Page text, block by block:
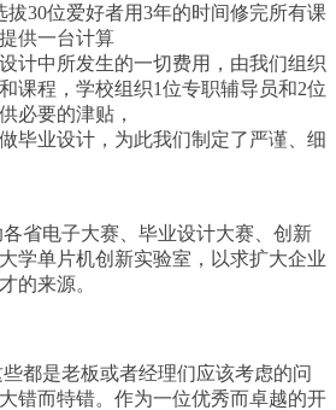
拔30位爱好者用3年的时间修完所有课
供一台计算
计中所发生的一切费用，由我们组织
课程，学校组织1位专职辅导员和2位
必要的津贴，
毕业设计，为此我们制定了严谨、细
省电子大赛、毕业设计大赛、创新
学单片机创新实验室，以求扩大企业
的来源。
都是老板或者经理们应该考虑的问
错而特错。作为一位优秀而卓越的开